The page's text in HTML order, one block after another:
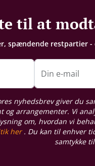
til at
spændende restpartier
Din e-mail
nyhedsbrev giver du
og arrangementer. Vi
om, hvordan vi
her. Du kan til enhver
samtykke